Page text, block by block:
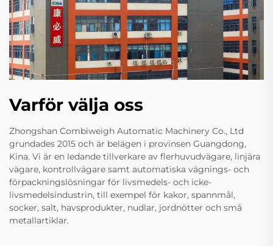
Varför välja oss
Zhongshan Combiweigh Automatic Machinery Co., Ltd
grundades 2015 och är belägen i provinsen Guangdong,
Kina. Vi är en ledande tillverkare av flerhuvudvägare, linjära
vägare, kontrollvägare samt automatiska vägnings- och
förpackningslösningar för livsmedels- och icke-
livsmedelsindustrin, till exempel för kakor, spannmål,
socker, salt, havsprodukter, nudlar, jordnötter och små
metallartiklar.